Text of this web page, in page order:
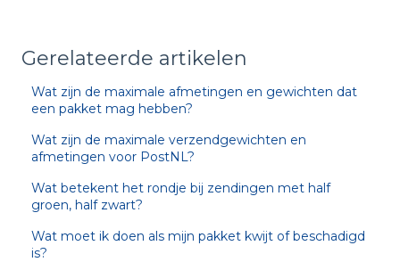
Gerelateerde artikelen
Wat zijn de maximale afmetingen en gewichten dat
een pakket mag hebben?
Wat zijn de maximale verzendgewichten en
afmetingen voor PostNL?
Wat betekent het rondje bij zendingen met half
groen, half zwart?
Wat moet ik doen als mijn pakket kwijt of beschadigd
is?